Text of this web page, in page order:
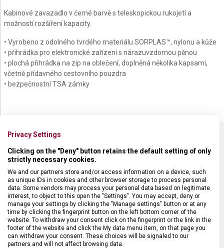
Kabinové zavazadlo v černé barvě s teleskopickou rukojetí a
možností rozšíření kapacity.
• Vyrobeno z odolného tvrdého materiálu SORPLAS™, nylonu a kůže
• přihrádka pro elektronické zařízení s nárazuvzdornou pěnou
• plochá přihrádka na zip na oblečení, doplněná několika kapsami,
včetně přídavného cestovního pouzdra
• bezpečnostní TSA zámky
SPECIFIKACE PRODUKTU
DRUH ZBOŽÍ Cestovní vybavení
ZÁRUKA 1 + 10 let
Privacy Settings
Clicking on the "Deny" button retains the default setting of only
strictly necessary cookies.
We and our partners store and/or access information on a device, such
as unique IDs in cookies and other browser storage to process personal
data. Some vendors may process your personal data based on legitimate
interest, to object to this open the "Settings". You may accept, deny or
manage your settings by clicking the "Manage settings" button or at any
time by clicking the fingerprint button on the left bottom corner of the
website. To withdraw your consent click on the fingerprint or the link in the
footer of the website and click the My data menu item, on that page you
can withdraw your consent. These choices will be signaled to our
partners and will not affect browsing data.